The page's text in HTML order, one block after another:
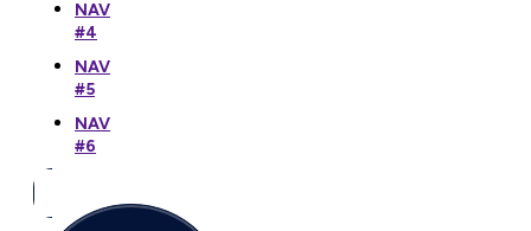
NAV
#4
NAV
#5
NAV
#6